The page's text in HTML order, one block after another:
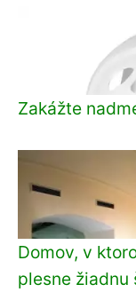
Zakážte
Domov, v
plesne žiadnu